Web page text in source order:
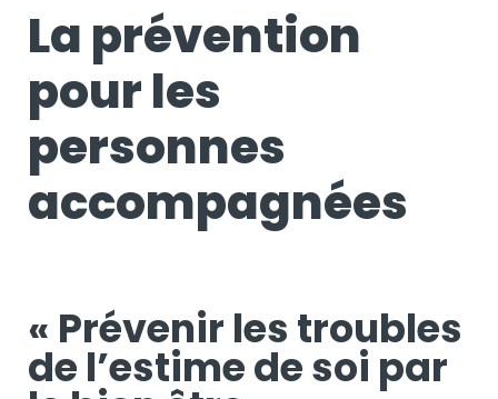
La prévention
pour les
personnes
accompagnées
« Prévenir les troubles
de l’estime de soi par